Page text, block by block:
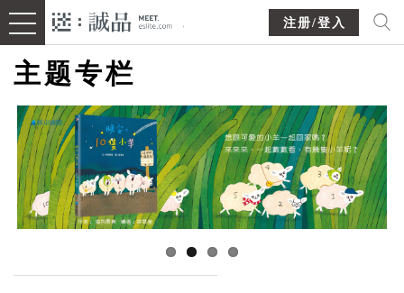
注册/登入
主题专栏